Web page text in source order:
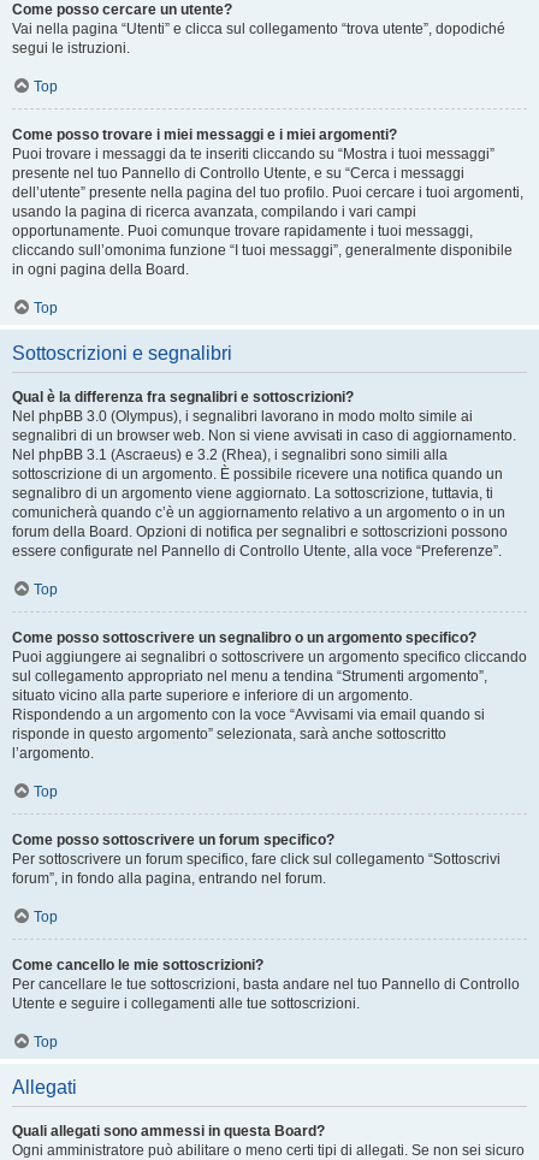
Come posso cercare un utente?
Vai nella pagina “Utenti” e clicca sul collegamento “trova utente”, dopodiché
segui le istruzioni.
Top
Come posso trovare i miei messaggi e i miei argomenti?
Puoi trovare i messaggi da te inseriti cliccando su “Mostra i tuoi messaggi”
presente nel tuo Pannello di Controllo Utente, e su “Cerca i messaggi
dell’utente” presente nella pagina del tuo profilo. Puoi cercare i tuoi argomenti,
usando la pagina di ricerca avanzata, compilando i vari campi
opportunamente. Puoi comunque trovare rapidamente i tuoi messaggi,
cliccando sull’omonima funzione “I tuoi messaggi”, generalmente disponibile
in ogni pagina della Board.
Top
Sottoscrizioni e segnalibri
Qual è la differenza fra segnalibri e sottoscrizioni?
Nel phpBB 3.0 (Olympus), i segnalibri lavorano in modo molto simile ai
segnalibri di un browser web. Non si viene avvisati in caso di aggiornamento.
Nel phpBB 3.1 (Ascraeus) e 3.2 (Rhea), i segnalibri sono simili alla
sottoscrizione di un argomento. È possibile ricevere una notifica quando un
segnalibro di un argomento viene aggiornato. La sottoscrizione, tuttavia, ti
comunicherà quando c’è un aggiornamento relativo a un argomento o in un
forum della Board. Opzioni di notifica per segnalibri e sottoscrizioni possono
essere configurate nel Pannello di Controllo Utente, alla voce “Preferenze”.
Top
Come posso sottoscrivere un segnalibro o un argomento specifico?
Puoi aggiungere ai segnalibri o sottoscrivere un argomento specifico cliccando
sul collegamento appropriato nel menu a tendina “Strumenti argomento”,
situato vicino alla parte superiore e inferiore di un argomento.
Rispondendo a un argomento con la voce “Avvisami via email quando si
risponde in questo argomento” selezionata, sarà anche sottoscritto
l’argomento.
Top
Come posso sottoscrivere un forum specifico?
Per sottoscrivere un forum specifico, fare click sul collegamento “Sottoscrivi
forum”, in fondo alla pagina, entrando nel forum.
Top
Come cancello le mie sottoscrizioni?
Per cancellare le tue sottoscrizioni, basta andare nel tuo Pannello di Controllo
Utente e seguire i collegamenti alle tue sottoscrizioni.
Top
Allegati
Quali allegati sono ammessi in questa Board?
Ogni amministratore può abilitare o meno certi tipi di allegati. Se non sei sicuro